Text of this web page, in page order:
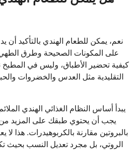
نعم، يمكن للطعام الهندي بالتأكيد أن
على المكونات الصحيحة وطرق
كيفية تحضير الأطباق، وليس في المطبخ
التقليدية مثل العدس والخضروات
يبدأ أساس النظام الغذائي الهندي
يجب أن يحتوي طبقك على المزيد من
بالبروتين مقارنة بالكربوهيدرات. هذا لا
الروتي، بل مجرد تعديل النسب بحيث